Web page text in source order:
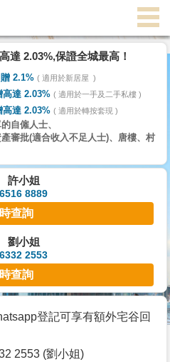
達 2.03%,保證全城最高！
2.1% 適用於新居屋
高達 2.03% 適用於一手及二手私樓
高達 2.03% 適用於轉按套現
自僱人士、
審批(適合收入不足人士)、唐樓、村
許小姐
6516 8889
查詢
劉小姐
6332 2553
查詢
登記可享有額外宅谷回
2553 (劉小姐)